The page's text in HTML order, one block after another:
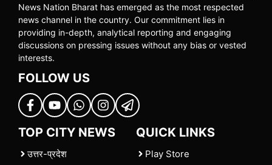
News Nation Bharat has emerged as the most respected
news channel in the country. Our commitment lies in
providing in-depth, analytical reporting and engaging
discussions on pressing issues without any bias or vested
interests.
FOLLOW US
TOP CITY NEWS
उत्तर-प्रदेश
QUICK LINKS
Play Store